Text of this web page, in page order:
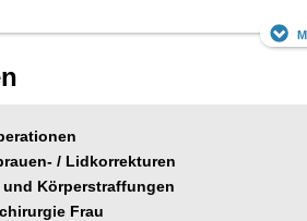
/ Lidkorrekturen
und Körperstraffungen
Frau